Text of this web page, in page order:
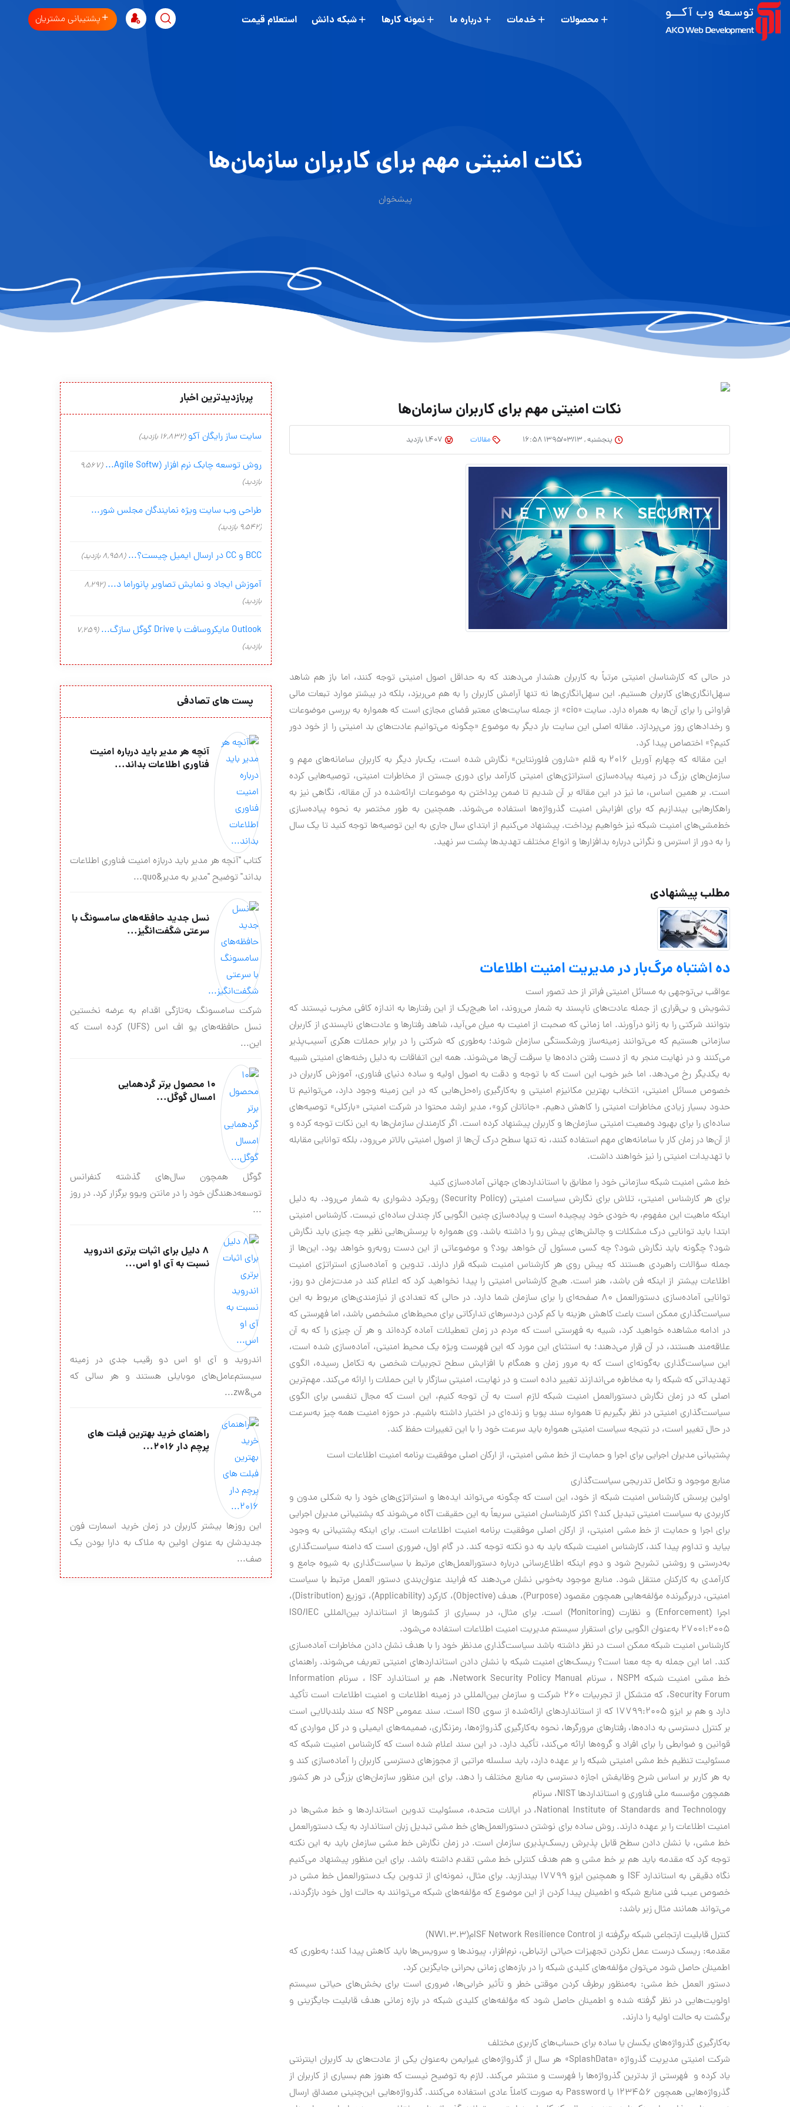
محصولات خدمات درباره ما نمونه کارها شبکه دانش استعلام قیمت پشتیبانی مشتریان
نکات امنیتی مهم برای کاربران سازمان‌ها
پیشخوان
نکات امنیتی مهم برای کاربران سازمان‌ها
پنجشنبه , ۱۳۹۵/۰۳/۱۳ ۱۶:۵۸ مقالات
در حالی که کارشناسان امنیتی مرتباً به کاربران هشدار می‌دهند که به حداقل اصول امنیتی توجه کنند، اما باز هم شاهد
سهل‌انگاری‌های کاربران هستیم. این سهل‌انگاری‌ها نه تنها آرامش کاربران را به هم می‌ریزد، بلکه در بیشتر موارد تبعات مالی
فراوانی را برای آن‌ها به همراه دارد. سایت «cio» از جمله سایت‌های معتبر فضای مجازی است که همواره به بررسی موضوعات
و رخدادهای روز می‌پردازد. مقاله اصلی این سایت بار دیگر به موضوع «چگونه می‌توانیم عادت‌های بد امنیتی را از خود دور
کنیم؟» اختصاص پیدا کرد.
این مقاله که چهارم آوریل 2016 به قلم «شارون فلورنتاین» نگارش شده است، یک‌بار دیگر به کاربران سامانه‌های مهم و
سازمان‌های بزرگ در زمینه پیاده‌سازی استراتژی‌های امنیتی کارآمد برای دوری جستن از مخاطرات امنیتی، توصیه‌هایی کرده
است. بر همین اساس، ما نیز در این مقاله بر آن شدیم تا ضمن پرداختن به موضوعات ارائه‌شده در آن مقاله، نگاهی نیز به
راهکارهایی بیندازیم که برای افزایش امنیت گذرواژه‌ها استفاده می‌شوند. همچنین به طور مختصر به نحوه پیاده‌سازی
خط‌مشی‌های امنیت شبکه نیز خواهیم پرداخت. پیشنهاد می‌کنیم از ابتدای سال جاری به این توصیه‌ها توجه کنید تا یک سال
را به دور از استرس و نگرانی درباره بدافزارها و انواع مختلف تهدیدها پشت سر نهید.
مطلب پیشنهادی
ده اشتباه مرگ‌بار در مدیریت امنیت اطلاعات
عواقب بی‌توجهی به مسائل امنیتی فراتر از حد تصور است
تشویش و بی‌قراری از جمله عادت‌های ناپسند به شمار می‌روند، اما هیچ‌یک از این رفتارها به اندازه‌ کافی مخرب نیستند که
بتوانند شرکتی را به زانو درآورند. اما زمانی که صحبت از امنیت به میان می‌آید، شاهد رفتارها و عادت‌های ناپسندی از کاربران
سازمانی هستیم که می‌توانند زمینه‌ساز ورشکستگی سازمان شوند؛ به‌طوری که شرکتی را در برابر حملات هکری آسیب‌پذیر
می‌کنند و در نهایت منجر به از دست رفتن داده‌ها یا سرقت آن‌ها می‌شوند. همه این اتفاقات به دلیل رخنه‌های امنیتی شبیه
به یکدیگر رخ می‌دهد. اما خبر خوب این است که با توجه و دقت به اصول اولیه و ساده دنیای فناوری، آموزش کاربران در
خصوص مسائل امنیتی، انتخاب بهترین مکانیزم امنیتی و به‌کارگیری راه‌حل‌هایی که در این زمینه وجود دارد، می‌توانیم تا
حدود بسیار زیادی مخاطرات امنیتی را کاهش دهیم. «جاناتان کرو»، مدیر ارشد محتوا در شرکت امنیتی «بارکلی» توصیه‌های
ساده‌ای را برای بهبود وضعیت امنیتی سازمان‌ها و کاربران پیشنهاد کرده است. اگر کارمندان سازمان‌ها به این نکات توجه کرده و
از آن‌ها در زمان کار با سامانه‌های مهم استفاده ‌کنند، نه تنها سطح درک آن‌ها از اصول امنیتی بالاتر می‌رود، بلکه توانایی مقابله
با تهدیدات امنیتی را نیز خواهند داشت.
خط مشی امنیت شبکه سازمانی خود را مطابق با استانداردهای جهانی آماده‌سازی کنید
برای هر کارشناس امنیتی، تلاش برای نگارش سیاست امنیتی (Security Policy) رویکرد دشواری به شمار می‌رود. به دلیل
اینکه ماهیت این مفهوم، به خودی خود پیچیده است و پیاده‌سازی چنین الگویی کار چندان ساده‌ای نیست. کارشناس امنیتی
ابتدا باید توانایی درک مشکلات و چالش‌های پیش رو را داشته باشد. وی همواره با پرسش‌هایی نظیر چه چیزی باید نگارش
شود؟ چگونه باید نگارش شود؟ چه کسی مسئول آن خواهد بود؟ و موضوعاتی از این دست روبه‌رو خواهد بود. این‌ها از
جمله سؤالات راهبردی هستند که پیش روی هر کارشناس امنیت شبکه قرار دارند. تدوین و آماده‌سازی استراتژی امنیت
اطلاعات بیشتر از اینکه فن باشد، هنر است. هیچ کارشناس امنیتی را پیدا نخواهید کرد که اعلام کند در مدت‌زمان دو روز،
توانایی آماده‌سازی دستورالعمل 80 صفحه‌ای را برای سازمان شما دارد. در حالی که تعدادی از نیازمندی‌های مربوط به این
سیاست‌گذاری ممکن است باعث کاهش هزینه‌ یا کم کردن دردسرهای تدارکاتی برای محیط‌های مشخصی باشد، اما فهرستی که
در ادامه مشاهده خواهید کرد، شبیه به فهرستی است که مردم در زمان تعطیلات آماده کرده‌اند و هر آن چیزی را که به آن
علاقه‌مند‌ هستند، در آن قرار می‌دهند؛ به استثنای این مورد که این فهرست ویژه یک محیط امنیتی، آماده‌سازی شده است،
این سیاست‌گذاری به‌گونه‌ای است که به مرور زمان و همگام با افزایش سطح تجربیات شخصی به تکامل رسیده، الگوی
تهدیداتی که شبکه را به مخاطره می‌اندازند تغییر داده است و در نهایت، امنیتی سازگار با این حملات را ارائه می‌کند. مهم‌ترین
اصلی که در زمان نگارش دستورالعمل امنیت شبکه لازم است به آن توجه کنیم، این است که مجال تنفسی برای الگوی
سیاست‌گذاری امنیتی در نظر بگیریم تا همواره سند پویا و زنده‌ای در اختیار داشته باشیم. در حوزه امنیت همه چیز به‌سرعت
در حال تغییر است، در نتیجه سیاست امنیتی همواره باید سرعت خود را با این تغییرات حفظ کند.
پشتیبانی مدیران اجرایی برای اجرا و حمایت از خط مشی امنیتی، از ارکان اصلی موفقیت برنامه امنیت اطلاعات است
منابع موجود و تکامل تدریجی سیاست‌گذاری
اولین پرسش کارشناس امنیت شبکه از خود، این است که چگونه می‌تواند ایده‌ها و استراتژی‌های خود را به شکلی مدون و
کاربردی به سیاست امنیتی تبدیل کند؟ اکثر کارشناسان امنیتی سریعاً به این حقیقت آگاه می‌شوند که پشتیبانی مدیران اجرایی
برای اجرا و حمایت از خط مشی امنیتی، از ارکان اصلی موفقیت برنامه امنیت اطلاعات است. برای اینکه پشتیبانی به وجود
بیاید و تداوم پیدا کند، کارشناس امنیت شبکه باید به دو نکته توجه کند. در گام اول، ضروری است که دامنه سیاست‌گذاری
به‌درستی و روشنی تشریح شود و دوم اینکه اطلاع‌رسانی درباره دستورالعمل‌های مرتبط با سیاست‌گذاری به شیوه جامع و
کارآمدی به کارکنان منتقل شود. منابع موجود به‌خوبی نشان می‌دهند که فرایند عنوان‌بندی دستور العمل مرتبط با سیاست
امنیتی، دربرگیرنده مؤلفه‌هایی همچون مقصود (Purpose)، هدف (Objective)، کارکرد (Applicability)، توزیع (Distribution)،
اجرا (Enforcement) و نظارت (Monitoring) است. برای مثال، در بسیاری از کشورها از استاندارد بین‌المللی ISO/IEC
27001:2005 به‌عنوان الگویی برای استقرار سیستم مدیریت امنیت اطلاعات استفاده می‌شود.
کارشناس امنیت شبکه ممکن است در نظر داشته باشد سیاست‌گذاری مدنظر خود را با هدف نشان دادن مخاطرات آماده‌سازی
کند. اما این جمله به چه معنا است؟ ریسک‌های امنیت شبکه با نشان دادن استانداردهای امنیتی تعریف می‌شوند. راهنمای
خط مشی امنیت شبکه NSPM ، سرنام Network Security Policy Manual، هم بر استاندارد ISF ، سرنام Information
Security Forum، که متشکل از تجربیات 260 شرکت و سازمان بین‌المللی در زمینه اطلاعات و امنیت اطلاعات است تأکید
دارد و هم بر ایزو 17799:2005 که از استانداردهای ارائه‌شده از سوی ISO است. سند عمومی NSP که سند بلندبالایی است
بر کنترل دسترسی به داده‌ها، رفتارهای مرورگرها، نحوه به‌کارگیری گذرواژه‌ها، رمزنگاری، ضمیمه‌های ایمیلی و در کل مواردی که
قوانین و ضوابطی را برای افراد و گروه‌ها ارائه می‌کند، تأکید دارد. در این سند اعلام شده است که کارشناس امنیت شبکه که
مسئولیت تنظیم خط مشی امنیتی شبکه را بر عهده دارد، باید سلسله مراتبی از مجوزهای دسترسی کاربران را آماده‌سازی کند و
به هر کاربر بر اساس شرح وظایفش اجازه دسترسی به منابع مختلف را دهد. برای این منظور سازمان‌های بزرگی در هر کشور
همچون مؤسسه ملی فناوری و استانداردها NIST، سرنام
National Institute of Standards and Technology، در ایالات متحده، مسئولیت تدوین استانداردها و خط مشی‌ها در
امنیت اطلاعات را بر عهده دارند. روش ساده برای نوشتن دستورالعمل‌های خط مشی تبدیل زبان استاندارد به یک دستورالعمل
خط مشی، با نشان دادن سطح قابل پذیرش ریسک‌پذیری سازمان است. در زمان نگارش خط مشی سازمان باید به این نکته
توجه کرد که مقدمه باید هم بر خط مشی و هم هدف کنترلی خط مشی تقدم داشته باشد. برای این منظور پیشنهاد می‌کنیم
نگاه دقیقی به استاندارد ISF و همچنین ایزو 17799 بیندازید. برای مثال، نمونه‌ای از تدوین یک دستورالعمل خط مشی در
خصوص عیب فنی منابع شبکه و اطمینان پیدا کردن از این موضوع که مؤلفه‌های شبکه می‌توانند به حالت اول خود بازگردند،
می‌تواند همانند مثال زیر باشد:
کنترل قابلیت ارتجاعی شبکه برگرفته از ISF Network Resilience Controlم(NW1.3.3)
مقدمه: ریسک درست عمل نکردن تجهیزات حیاتی ارتباطی، نرم‌افزار، پیوندها و سرویس‌ها باید کاهش پیدا کند؛ به‌طوری که
اطمینان حاصل شود می‌توان مؤلفه‌های کلیدی شبکه را در بازه‌های زمانی بحرانی جایگزین کرد.
دستور العمل خط مشی: به‌منظور برطرف کردن موقتی خطر و تأثیر خرابی‌ها، ضروری است برای بخش‌های حیاتی سیستم
اولویت‌هایی در نظر گرفته شده و اطمینان حاصل شود که مؤلفه‌های کلیدی شبکه در بازه زمانی هدف قابلیت جایگزینی و
برگشت به حالت اولیه را دارند.
به‌کارگیری گذرواژه‌های یکسان یا ساده برای حساب‌های کاربری مختلف
شرکت امنیتی مدیریت گذرواژه «SplashData» هر سال از گذرواژه‌های غیرایمن به‌عنوان یکی از عادت‌های بد کاربران اینترنتی
یاد کرده و فهرستی از بدترین گذرواژه‌ها را فهرست و منتشر می‌کند. لازم به توضیح نیست که هنوز هم بسیاری از کاربران از
گذرواژه‌هایی همچون 123456 یا Password به صورت کاملاً عادی استفاده می‌کنند. گذرواژه‌هایی این‌چنینی مصداق ارسال
پربازدیدترین اخبار
سایت ساز رایگان آکو (16,832 بازدید)
روش توسعه چابک نرم افزار (Agile Softw...
(9,567
بازدید)
طراحی وب سایت ویژه نمایندگان مجلس شور...
(9,542 بازدید)
BCC و CC در ارسال ایمیل چیست؟... (8,958 بازدید)
آموزش ایجاد و نمایش تصاویر پانوراما د... (8,292
بازدید)
Outlook مایکروسافت با Drive گوگل سازگ...
(7,259
بازدید)
پست های تصادفی
آنچه هر مدیر باید درباره امنیت
فناوری اطلاعات بداند...
کتاب "آنچه هر مدیر باید دربازه امنیت فناوری اطلاعات
بداند" توضیح "مدیر به مدیر&quo...
نسل جدید حافظه‌های سامسونگ با
سرعتی شگفت‌انگیز...
شرکت سامسونگ به‌تازگی اقدام به عرضه نخستین
نسل حافظه‌های یو اف اس (UFS) کرده است که
این...
۱۰ محصول برتر گردهمایی
امسال گوگل...
گوگل همچون سال‌های گذشته کنفرانس
توسعه‌دهندگان خود را در مانتن ویوو برگزار کرد. در روز
...
۸ دلیل برای اثبات برتری اندروید
نسبت به آی او اس...
اندروید و آی او اس دو رقیب جدی در زمینه
سیستم‌عامل‌های موبایلی هستند و هر سالی که
می&zw...
راهنمای خرید بهترین فبلت های
پرچم دار ۲۰۱۶...
این روزها بیشتر کاربران در زمان خرید اسمارت فون
جدیدشان به عنوان اولین به ملاک به دارا بودن یک
صف...